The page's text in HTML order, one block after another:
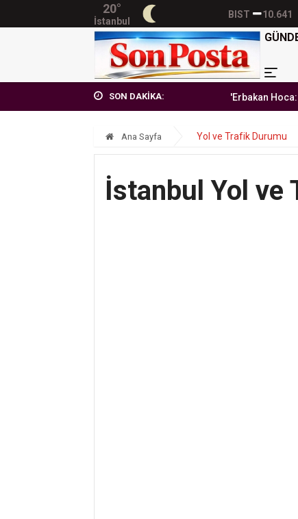
20°
İstanbul
BIST 10.641
SON DAKİKA: 'Erbakan Hoca:
Ana Sayfa Yol ve Trafik Durumu
İstanbul Yol ve